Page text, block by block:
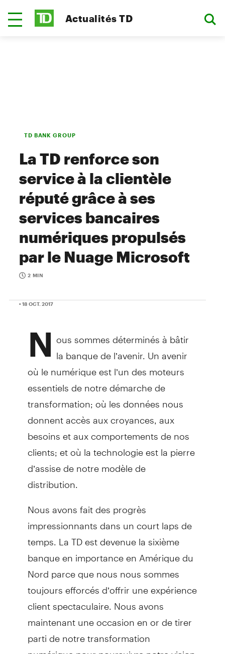
Actualités TD
TD BANK GROUP
La TD renforce son
service à la clientèle
réputé grâce à ses
services bancaires
numériques propulsés
par le Nuage Microsoft
2 MIN
• 18 OCT. 2017
N ous sommes déterminés à bâtir
la banque de l’avenir. Un avenir
où le numérique est l’un des moteurs
essentiels de notre démarche de
transformation; où les données nous
donnent accès aux croyances, aux
besoins et aux comportements de nos
clients; et où la technologie est la pierre
d’assise de notre modèle de
distribution.
Nous avons fait des progrès
impressionnants dans un court laps de
temps. La TD est devenue la sixième
banque en importance en Amérique du
Nord parce que nous nous sommes
toujours efforcés d’offrir une expérience
client spectaculaire. Nous avons
maintenant une occasion en or de tirer
parti de notre transformation